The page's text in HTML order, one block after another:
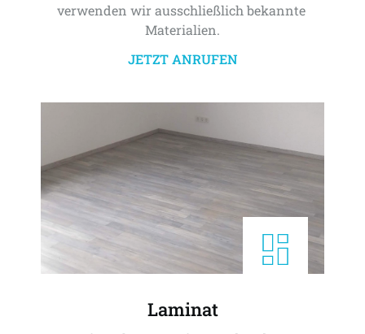
verwenden wir ausschließlich bekannte
Materialien.
JETZT ANRUFEN
Laminat